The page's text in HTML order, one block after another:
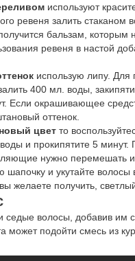
используют
ревеня залить стаканом
бальзам, которым
ревеня в настой
использую липу. Для
400 мл. воды,
Если окрашивающее
оттенок.
цвет то
и прокипятите 5
нужно перемешать
и укутайте волосы
желаете получить,
седые волосы, добавив им
подойти смесь из